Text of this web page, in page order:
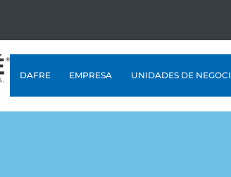
DAFRE EMPRESA UNIDADES DE